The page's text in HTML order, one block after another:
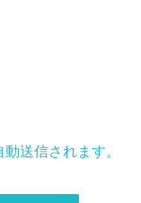
送信されます。